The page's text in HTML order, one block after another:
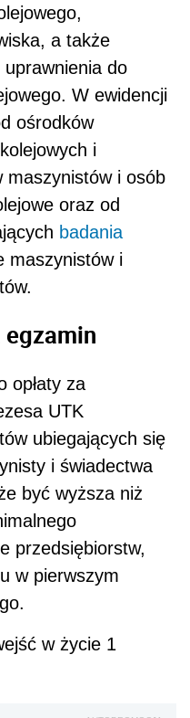
a także
do
W ewidencji
ośrodków
i
maszynistów i osób
oraz od
badania
maszynistów i
egzamin
opłaty za
UTK
ubiegających się
i świadectwa
być wyższa niż
przedsiębiorstw,
w pierwszym
w życie 1